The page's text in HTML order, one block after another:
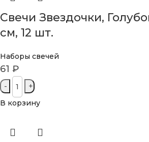
Свечи Звездочки,
см, 12 шт.
Наборы свечей
61 ₽
В корзину